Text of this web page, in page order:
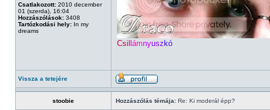
Csatlakozott: 2010 december
01 (szerda), 16:04
Hozzászólások: 3408
Tartózkodási hely: In my
dreams
Csill ámnyusz kó
Vissza a tetejére
stoobie Hozzászólás témája: Re: Ki moderál épp?